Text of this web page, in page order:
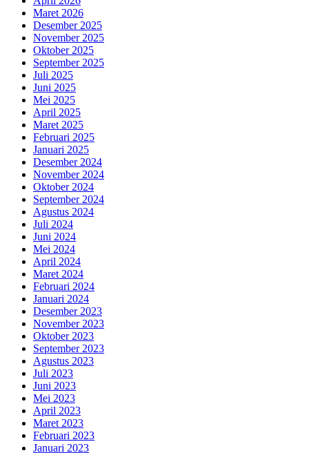
Maret 2026
Desember 2025
November 2025
Oktober 2025
September 2025
Juli 2025
Juni 2025
Mei 2025
April 2025
Maret 2025
Februari 2025
Januari 2025
Desember 2024
November 2024
Oktober 2024
September 2024
Agustus 2024
Juli 2024
Juni 2024
Mei 2024
April 2024
Maret 2024
Februari 2024
Januari 2024
Desember 2023
November 2023
Oktober 2023
September 2023
Agustus 2023
Juli 2023
Juni 2023
Mei 2023
April 2023
Maret 2023
Februari 2023
Januari 2023